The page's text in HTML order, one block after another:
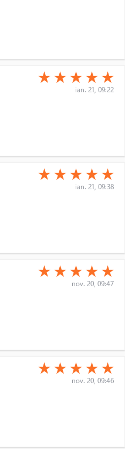
(*)
★ (*)
★ (*)
★ (*)
★ (*)
★
ian. 21, 09:22
(*)
★ (*)
★ (*)
★ (*)
★ (*)
★
ian. 21, 09:38
(*)
★ (*)
★ (*)
★ (*)
★ (*)
★
nov. 20, 09:47
(*)
★ (*)
★ (*)
★ (*)
★ (*)
★
nov. 20, 09:46